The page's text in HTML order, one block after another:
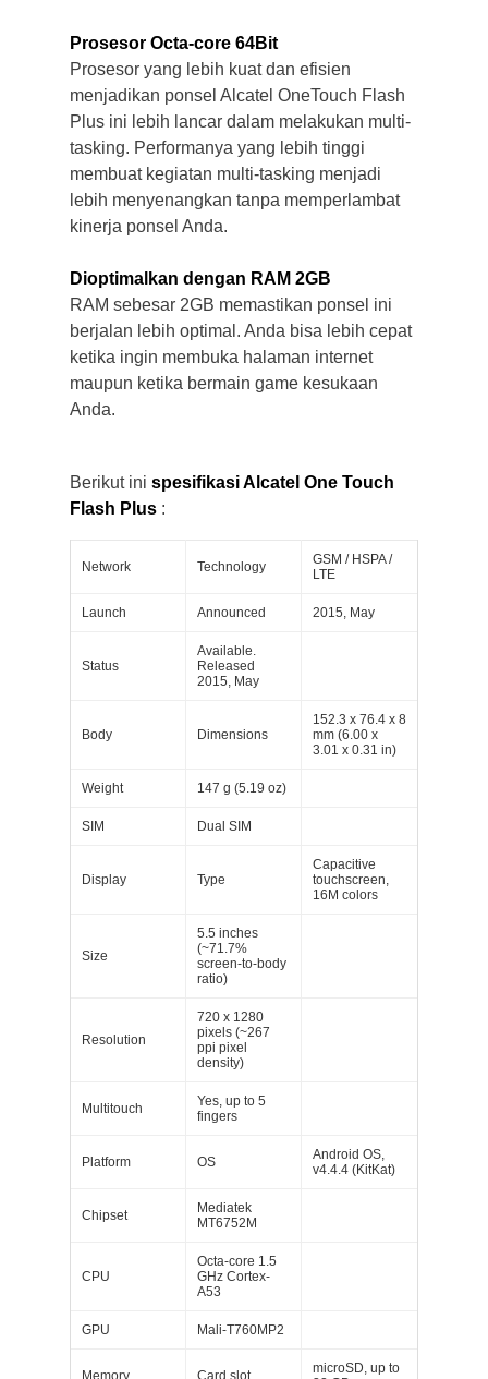
Prosesor Octa-core 64Bit
Prosesor yang lebih kuat dan efisien
menjadikan ponsel Alcatel OneTouch Flash
Plus ini lebih lancar dalam melakukan multi-
tasking. Performanya yang lebih tinggi
membuat kegiatan multi-tasking menjadi
lebih menyenangkan tanpa memperlambat
kinerja ponsel Anda.
Dioptimalkan dengan RAM 2GB
RAM sebesar 2GB memastikan ponsel ini
berjalan lebih optimal. Anda bisa lebih cepat
ketika ingin membuka halaman internet
maupun ketika bermain game kesukaan
Anda.
Berikut ini spesifikasi Alcatel One Touch
Flash Plus :
Network Technology
GSM / HSPA /
LTE
Launch Announced 2015, May
Status
Available.
Released
2015, May
Body Dimensions
152.3 x 76.4 x 8
mm (6.00 x
3.01 x 0.31 in)
Weight 147 g (5.19 oz)
SIM Dual SIM
Display Type
Capacitive
touchscreen,
16M colors
Size
5.5 inches
(~71.7%
screen-to-body
ratio)
Resolution
720 x 1280
pixels (~267
ppi pixel
density)
Multitouch
Yes, up to 5
fingers
Platform OS
Android OS,
v4.4.4 (KitKat)
Chipset
Mediatek
MT6752M
CPU
Octa-core 1.5
GHz Cortex-
A53
GPU Mali-T760MP2
Memory Card slot
microSD, up to